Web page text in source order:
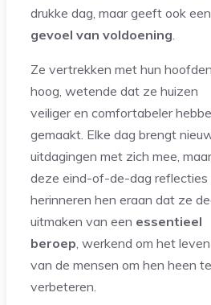
drukke dag, maar geeft ook een
gevoel van voldoening
Ze vertrekken met hun hoofden
hoog, wetende dat ze huizen
veiliger en comfortabeler
gemaakt. Elke dag brengt
uitdagingen met zich mee, maar
deze eind-of-de-dag reflecties
herinneren hen eraan dat ze
uitmaken van een essentieel
beroep , werkend om het leven
van de mensen om hen heen te
verbeteren.